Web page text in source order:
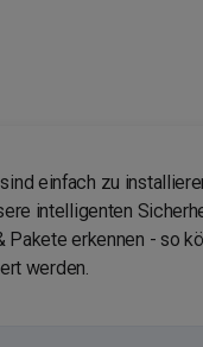
einfach zu
intelligenten
Pakete erkennen - so
werden.